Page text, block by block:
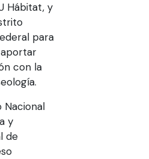
Hábitat, y
para
con la
Nacional
y
de